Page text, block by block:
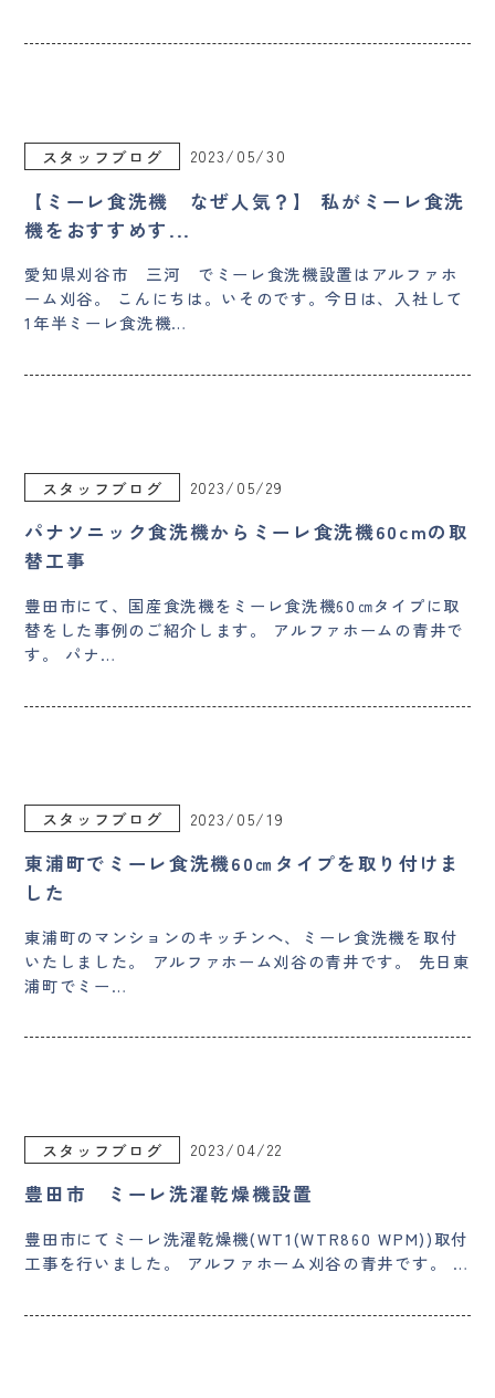
スタッフブログ 2023/05/30
【ミーレ食洗機 なぜ人気？】 私がミーレ食洗
機をおすすめす...
愛知県刈谷市 三河 でミーレ食洗機設置はアルファホ
ーム刈谷。 こんにちは。いそのです。今日は、入社して
1年半ミーレ食洗機…
スタッフブログ 2023/05/29
パナソニック食洗機からミーレ食洗機60cmの取
替工事
豊田市にて、国産食洗機をミーレ食洗機60㎝タイプに取
替をした事例のご紹介します。 アルファホームの青井で
す。 パナ…
スタッフブログ 2023/05/19
東浦町でミーレ食洗機60㎝タイプを取り付けま
した
東浦町のマンションのキッチンへ、ミーレ食洗機を取付
いたしました。 アルファホーム刈谷の青井です。 先日東
浦町でミー…
スタッフブログ 2023/04/22
豊田市 ミーレ洗濯乾燥機設置
豊田市にてミーレ洗濯乾燥機(WT1(WTR860 WPM))取付
工事を行いました。 アルファホーム刈谷の青井です。 …